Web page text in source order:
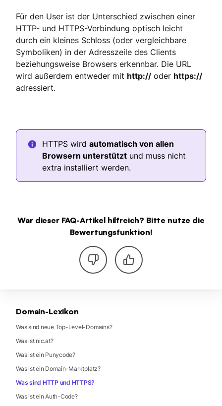
Für den User ist der Unterschied zwischen einer
HTTP- und HTTPS-Verbindung optisch leicht
durch ein kleines Schloss (oder vergleichbare
Symboliken) in der Adresszeile des Clients
beziehungsweise Browsers erkennbar. Die URL
wird außerdem entweder mit http:// oder https://
adressiert.
HTTPS wird automatisch von allen
Browsern unterstützt und muss nicht
extra installiert werden.
War dieser FAQ-Artikel hilfreich? Bitte nutze die
Bewertungsfunktion!
Domain-Lexikon
Was sind neue Top-Level-Domains?
Was ist nic.at?
Was ist ein Punycode?
Was ist ein Domain-Marktplatz?
Was sind HTTP und HTTPS?
Was ist ein Auth-Code?